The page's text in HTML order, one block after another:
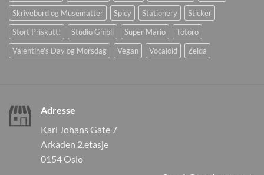
Skrivebord og Musematter
Spicy Stationery
Sticker
Stort Priskutt!
Studio Ghibli Super Mario
Totoro
Valentine's Day og Morsdag
Vegan Vocaloid Zelda
Adresse
Karl Johans Gate 7
Arkaden 2.etasje
0154 Oslo